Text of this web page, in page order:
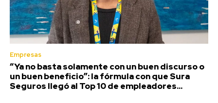
Empresas
“Ya no basta solamente con un buen discurso o
un buen beneficio”: la fórmula con que Sura
Seguros llegó al Top 10 de empleadores...